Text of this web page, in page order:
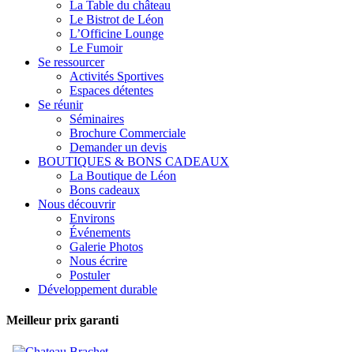
La Table du château
Le Bistrot de Léon
L’Officine Lounge
Le Fumoir
Se ressourcer
Activités Sportives
Espaces détentes
Se réunir
Séminaires
Brochure Commerciale
Demander un devis
BOUTIQUES & BONS CADEAUX
La Boutique de Léon
Bons cadeaux
Nous découvrir
Environs
Événements
Galerie Photos
Nous écrire
Postuler
Développement durable
Meilleur prix garanti